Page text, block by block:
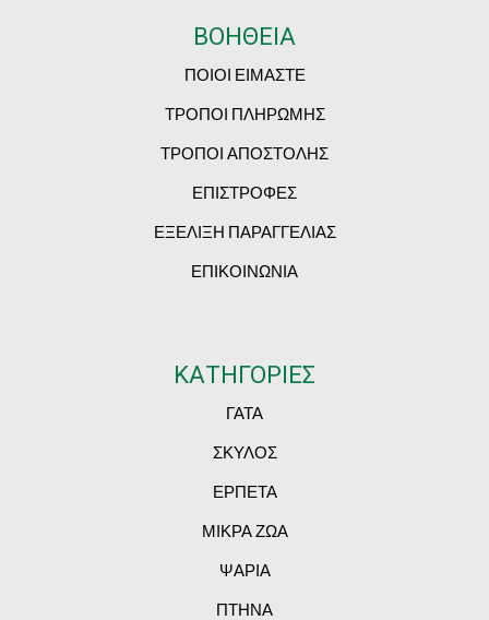
ΒΟΗΘΕΙΑ
ΠΟΙΟΙ ΕΙΜΑΣΤΕ
ΤΡΟΠΟΙ ΠΛΗΡΩΜΗΣ
ΤΡΟΠΟΙ ΑΠΟΣΤΟΛΗΣ
ΕΠΙΣΤΡΟΦΕΣ
ΕΞΕΛΙΞΗ ΠΑΡΑΓΓΕΛΙΑΣ
ΕΠΙΚΟΙΝΩΝΙΑ
ΚΑΤΗΓΟΡΙΕΣ
ΓΑΤΑ
ΣΚΥΛΟΣ
ΕΡΠΕΤΑ
ΜΙΚΡΑ ΖΩΑ
ΨΑΡΙΑ
ΠΤΗΝΑ